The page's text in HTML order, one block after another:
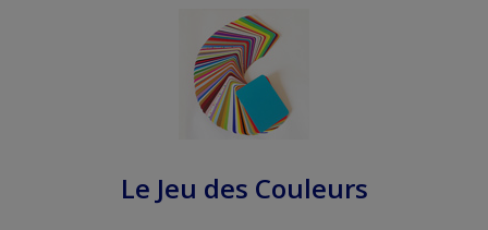
Le Jeu des Couleurs